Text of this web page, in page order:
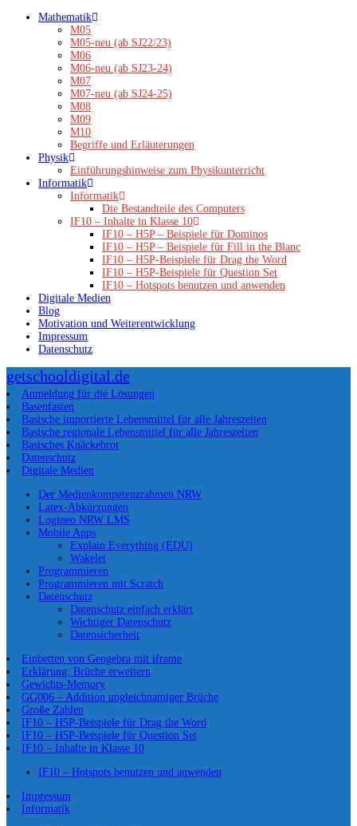
Zum
Mathematik
M05
M05-neu (ab SJ22/23)
M06
M06-neu (ab SJ23-24)
M07
M07-neu (ab SJ24-25)
M08
M09
M10
Begriffe und Erläuterungen
Physik
Einführungshinweise zum Physikunterricht
Informatik
Informatik
Die Bestandteile des Computers
IF10 – Inhalte in Klasse 10
IF10 – H5P – Beispiele für Dominos
IF10 – H5P – Beispiele für Fill in the Blanc
IF10 – H5P-Beispiele für Drag the Word
IF10 – H5P-Beispiele für Question Set
IF10 – Hotspots benutzen und anwenden
Digitale Medien
Blog
Motivation und Weiterentwicklung
Impressum
Datenschutz
getschooldigital.de
Anmeldung für die Lösungen
Basenfasten
Basische importierte Lebensmittel für alle Jahreszeiten
Basische regionale Lebensmittel für alle Jahreszeiten
Basisches Knäckebrot
Datenschutz
Digitale Medien
Der Medienkompetenzrahmen NRW
Latex-Abkürzungen
Logineo NRW LMS
Mobile Apps
Explain Everything (EDU)
Wakelet
Programmieren
Programmieren mit Scratch
Datenschutz
Datenschutz einfach erklärt
Wichtiger Datenschutz
Datensicherheit
Einbetten von Geogebra mit iframe
Erklärung: Brüche erweitern
Gewichts-Memory
GG006 – Addition ungleichnamiger Brüche
Große Zahlen
IF10 – H5P-Beispiele für Drag the Word
IF10 – H5P-Beispiele für Question Set
IF10 – Inhalte in Klasse 10
IF10 – Hotspots benutzen und anwenden
Impressum
Informatik